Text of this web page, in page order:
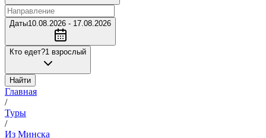
Даты10.08.2026 - 17.08.2026
Кто едет?1 взрослый
Найти
Главная
/
Туры
/
Из Минска